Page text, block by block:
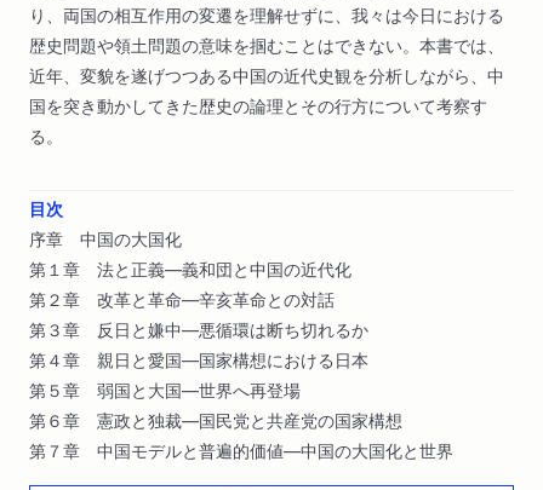
り、両国の相互作用の変遷を理解せずに、我々は今日における
歴史問題や領土問題の意味を掴むことはできない。本書では、
近年、変貌を遂げつつある中国の近代史観を分析しながら、中
国を突き動かしてきた歴史の論理とその行方について考察す
る。
目次
序章 中国の大国化
第１章 法と正義―義和団と中国の近代化
第２章 改革と革命―辛亥革命との対話
第３章 反日と嫌中―悪循環は断ち切れるか
第４章 親日と愛国―国家構想における日本
第５章 弱国と大国―世界へ再登場
第６章 憲政と独裁―国民党と共産党の国家構想
第７章 中国モデルと普遍的価値―中国の大国化と世界